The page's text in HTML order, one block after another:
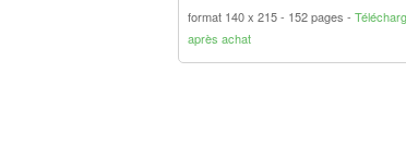
format 140 x 215 152 pages
après achat